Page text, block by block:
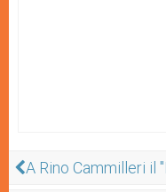
A Rino Cammilleri il